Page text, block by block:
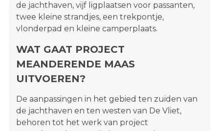
de jachthaven, vijf ligplaatsen voor passanten,
twee kleine strandjes, een trekpontje,
vlonderpad en kleine camperplaats.
WAT GAAT PROJECT
MEANDERENDE MAAS
UITVOEREN?
De aanpassingen in het gebied ten zuiden van
de jachthaven en ten westen van De Vliet,
behoren tot het werk van project